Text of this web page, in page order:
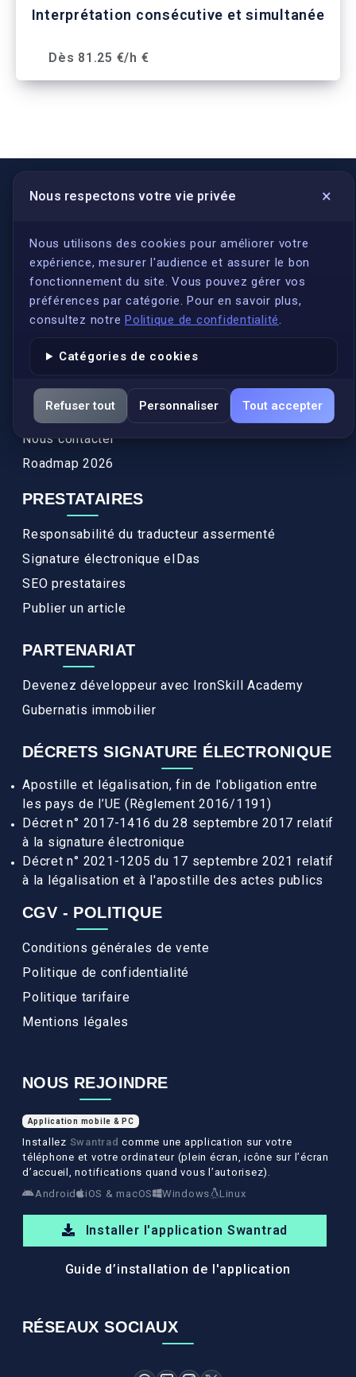
Interprétation consécutive et simultanée
Dès 81.25 €/h €
Nous respectons votre vie privée ×
Nous utilisons des cookies pour améliorer votre
expérience, mesurer l'audience et assurer le bon
fonctionnement du site. Vous pouvez gérer vos
préférences par catégorie. Pour en savoir plus,
consultez notre Politique de confidentialité
Catégories de cookies
Refuser tout Personnaliser Tout accepter
LIENS UTILES
S'inscrire
Qui sommes-nous ?
Conformité
Annuaires des traducteurs assermentés
Actualités
Services
FAQ
Nous contacter
Roadmap 2026
PRESTATAIRES
Responsabilité du traducteur assermenté
Signature électronique eIDas
SEO prestataires
Publier un article
PARTENARIAT
Devenez développeur avec IronSkill Academy
Gubernatis immobilier
DÉCRETS SIGNATURE ÉLECTRONIQUE
Apostille et légalisation, fin de l'obligation entre
les pays de l’UE (Règlement 2016/1191)
Décret n° 2017-1416 du 28 septembre 2017 relatif
à la signature électronique
Décret n° 2021-1205 du 17 septembre 2021 relatif
à la légalisation et à l'apostille des actes publics
CGV - POLITIQUE
Conditions générales de vente
Politique de confidentialité
Politique tarifaire
Mentions légales
NOUS REJOINDRE
Application mobile & PC
Installez Swantrad comme une application sur votre
téléphone et votre ordinateur (plein écran, icône sur l’écran
d’accueil, notifications quand vous l’autorisez).
Android
iOS & macOS Windows Linux
Installer l'application Swantrad
Guide d’installation de l'application
RÉSEAUX SOCIAUX